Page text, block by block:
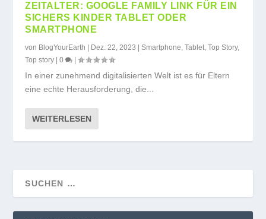
ZEITALTER: GOOGLE FAMILY LINK FÜR EIN
SICHERS KINDER TABLET ODER
SMARTPHONE
von BlogYourEarth Dez. 22, 2023 |Smartphone,Tablet,Top Story,
Top story |0 |
In einer zunehmend digitalisierten Welt ist es für Eltern
eine echte Herausforderung, die...
WEITERLESEN